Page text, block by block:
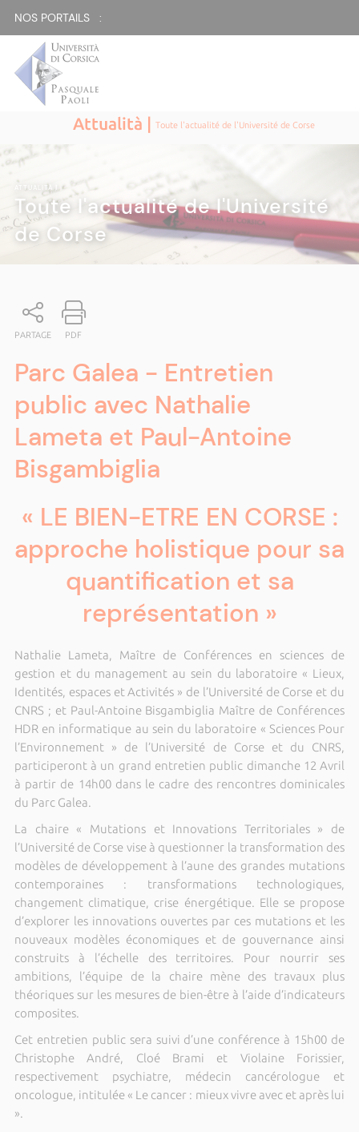
NOS PORTAILS :
Attualità |Toute l'actualité de l'Université de Corse
ATTUALITÀ|
Toute l'actualité de l'Université
de Corse
PARTAGE PDF
Parc Galea - Entretien
public avec Nathalie
Lameta et Paul-Antoine
Bisgambiglia
« LE BIEN-ETRE EN CORSE :
approche holistique pour sa
quantification et sa
représentation »
Nathalie Lameta, Maître de Conférences en sciences de
gestion et du management au sein du laboratoire « Lieux,
Identités, espaces et Activités » de l’Université de Corse et du
CNRS ; et Paul-Antoine Bisgambiglia Maître de Conférences
HDR en informatique au sein du laboratoire « Sciences Pour
l’Environnement » de l’Université de Corse et du CNRS,
participeront à un grand entretien public dimanche 12 Avril
à partir de 14h00 dans le cadre des rencontres dominicales
du Parc Galea.
La chaire « Mutations et Innovations Territoriales » de
l’Université de Corse vise à questionner la transformation des
modèles de développement à l’aune des grandes mutations
contemporaines : transformations technologiques,
changement climatique, crise énergétique. Elle se propose
d’explorer les innovations ouvertes par ces mutations et les
nouveaux modèles économiques et de gouvernance ainsi
construits à l’échelle des territoires. Pour nourrir ses
ambitions, l’équipe de la chaire mène des travaux plus
théoriques sur les mesures de bien-être à l’aide d’indicateurs
composites.
Cet entretien public sera suivi d’une conférence à 15h00 de
Christophe André, Cloé Brami et Violaine Forissier,
respectivement psychiatre, médecin cancérologue et
oncologue, intitulée « Le cancer : mieux vivre avec et après lui
».